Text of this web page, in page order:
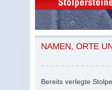
NAMEN, ORTE
Bereits verlegte